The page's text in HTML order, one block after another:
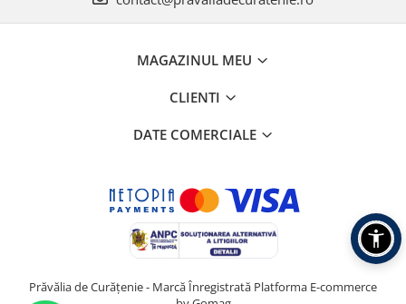
MAGAZINUL MEU
CLIENTI
DATE COMERCIALE
Prăvălia de Curățenie - Marcă Înregistrată Platforma E-commerce